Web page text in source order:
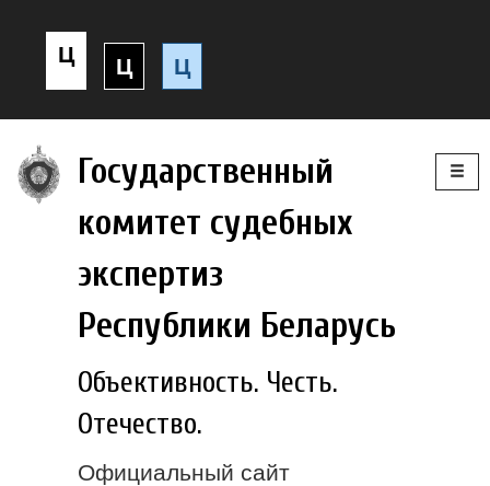
Ц Ц Ц
Государственный
комитет судебных
экспертиз
Республики Беларусь
Объективность. Честь.
Отечество.
Официальный сайт